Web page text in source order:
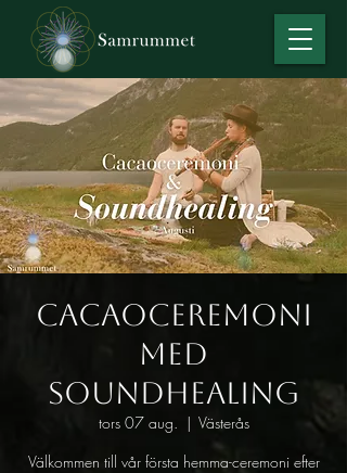
Cacaoceremoni
med
Soundhealing
tors 07 aug.
  |
Västerås
Välkommen till vår första hemma-ceremoni efter